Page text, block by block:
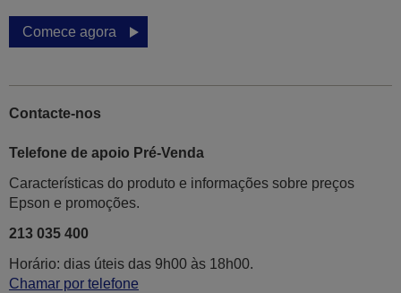
Comece agora
Contacte-nos
Telefone de apoio Pré-Venda
Características do produto e informações sobre preços
Epson e promoções.
213 035 400
Horário: dias úteis das 9h00 às 18h00.
Chamar por telefone